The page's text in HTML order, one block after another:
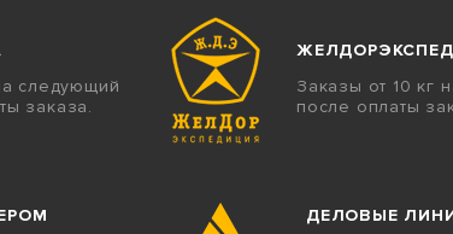
следующий
заказа.
Заказы от 10 кг
после оплаты
ДЕЛОВЫЕ